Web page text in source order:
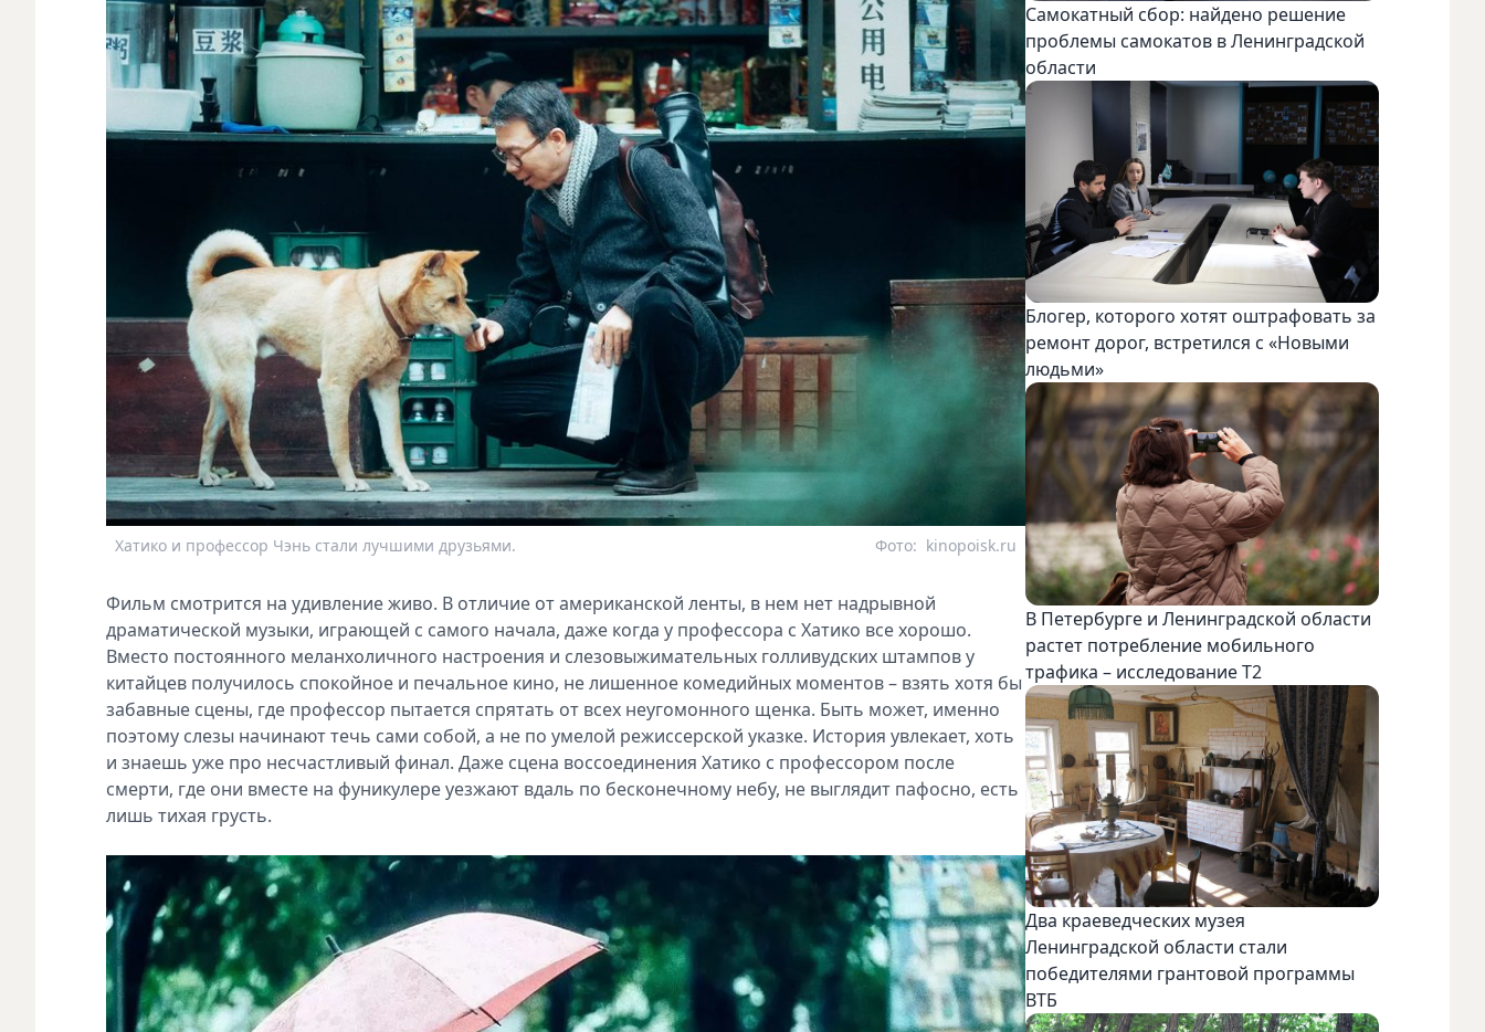
Хатико и профессор Чэнь стали лучшими друзьями. kinopoisk.ru
Фото:
Фильм смотрится на удивление живо. В отличие от американской ленты, в нем нет надрывной
драматической музыки, играющей с самого начала, даже когда у профессора с Хатико все хорошо.
Вместо постоянного меланхоличного настроения и слезовыжимательных голливудских штампов у
китайцев получилось спокойное и печальное кино, не лишенное комедийных моментов – взять хотя бы
забавные сцены, где профессор пытается спрятать от всех неугомонного щенка. Быть может, именно
поэтому слезы начинают течь сами собой, а не по умелой режиссерской указке. История увлекает, хоть
и знаешь уже про несчастливый финал. Даже сцена воссоединения Хатико с профессором после
смерти, где они вместе на фуникулере уезжают вдаль по бесконечному небу, не выглядит пафосно, есть
лишь тихая грусть.
Самокатный сбор: найдено решение
проблемы самокатов в Ленинградской
области
Блогер, которого хотят оштрафовать за
ремонт дорог, встретился с «Новыми
людьми»
В Петербурге и Ленинградской области
растет потребление мобильного
трафика – исследование T2
Два краеведческих музея
Ленинградской области стали
победителями грантовой программы
ВТБ